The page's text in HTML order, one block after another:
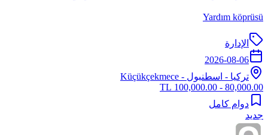
Yardım köprüsü
الإدارة
2026-08-06
تركيا - اسطنبول - Küçükçekmece
80,000.00 - 100,000.00 TL
دوام كامل
جديد